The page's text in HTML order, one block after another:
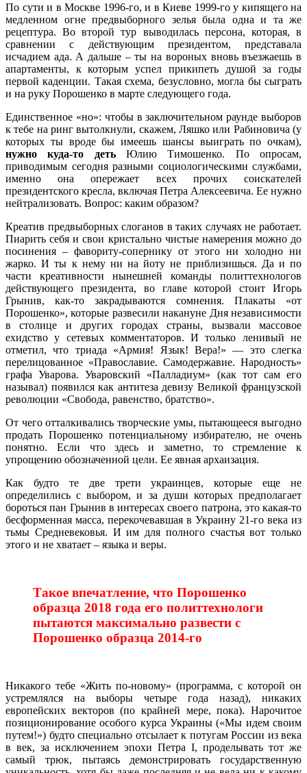
По сути и в Москве 1996-го, и в Киеве 1999-го у кипящего на
медленном огне предвыборного зелья была одна и та же
рецептура. Во второй тур выводилась персона, которая, в
сравнении с действующим президентом, представала
исчадием ада. А дальше – ты на вороных вновь въезжаешь в
апартаменты, к которым успел прикипеть душой за годы
первой каденции. Такая схема, безусловно, могла бы сыграть
и на руку Порошенко в марте следующего года.
Единственное «но»: чтобы в заключительном раунде выборов
к тебе на ринг вытолкнули, скажем, Ляшко или Рабиновича (у
которых ты вроде бы имеешь шансы выиграть по очкам),
нужно куда-то детьЮлию Тимошенко. По опросам,
приводимым сегодня разными социологическими службами,
именно она опережает всех прочих соискателей
президентского кресла, включая Петра Алексеевича. Ее нужно
нейтрализовать. Вопрос: каким образом?
Креатив предвыборных слоганов в таких случаях не работает.
Пиарить себя и свои кристально чистые намерения можно до
посинения – фавориту-сопернику от этого ни холодно ни
жарко. И ты к нему ни на йоту не приблизишься. Да и по
части креативности нынешней команды политтехнологов
действующего президента, во главе которой стоит Игорь
Грынив, как-то закрадываются сомнения. Плакаты «от
Порошенко», которые развесили накануне Дня независимости
в столице и других городах страны, вызвали массовое
ехидство у сетевых комментаторов. И только ленивый не
отметил, что триада «Армия! Язык! Вера!» — это слегка
перелицованное «Православие. Самодержавие. Народность»
графа Уварова. Уваровский «Палладиум» (как тот сам его
называл) появился как антитеза девизу Великой французской
революции «Свобода, равенство, братство».
От чего отталкивались творческие умы, пытающееся выгодно
продать Порошенко потенциальному избирателю, не очень
понятно. Если что здесь и заметно, то стремление к
упрощению обозначенной цели. Ее явная архаизация.
Как будто те две трети украинцев, которые еще не
определились с выбором, и за души которых предполагает
бороться пан Грынив в интересах своего патрона, это какая-то
бесформенная масса, перекочевавшая в Украину 21-го века из
тьмы Средневековья. И им для полного счастья вот только
этого и не хватает – языка и веры.
Такое впечатление, что Порошенко
образца 2018 года его политтехнологи
пытаются максимально развести с
Порошенко образца 2014-го
Никакого тебе «Жить по-новому» (программа, с которой он
устремлялся на выборы четыре года назад), никаких
европейских векторов (по крайней мере, пока). Нарочитое
позиционирование особого курса Украины («Мы идем своим
путем!») будто специально отсылает к потугам России из века
в век, за исключением эпохи Петра I, проделывать тот же
самый трюк, пытаясь демонстрировать государственную